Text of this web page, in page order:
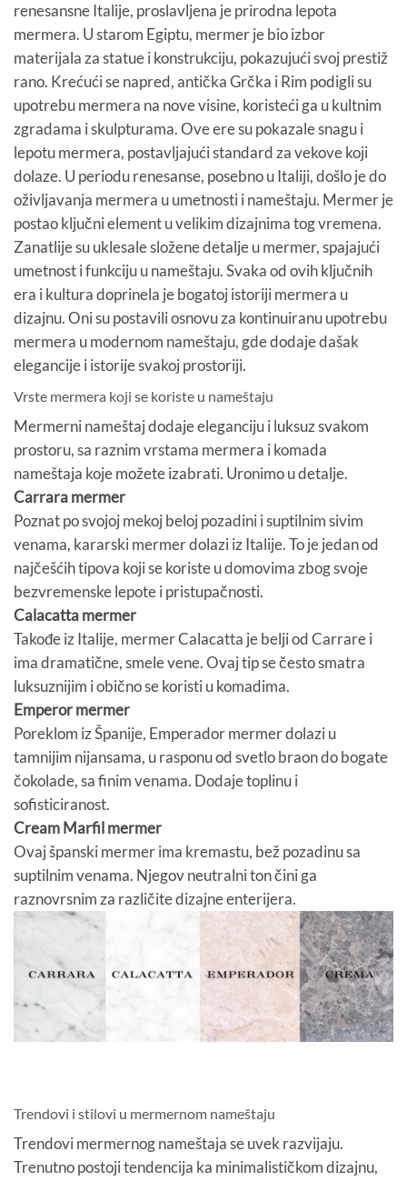
renesansne Italije, proslavljena je prirodna lepota
mermera. U starom Egiptu, mermer je bio izbor
materijala za statue i konstrukciju, pokazujući svoj prestiž
rano. Krećući se napred, antička Grčka i Rim podigli su
upotrebu mermera na nove visine, koristeći ga u kultnim
zgradama i skulpturama. Ove ere su pokazale snagu i
lepotu mermera, postavljajući standard za vekove koji
dolaze. U periodu renesanse, posebno u Italiji, došlo je do
oživljavanja mermera u umetnosti i nameštaju. Mermer je
postao ključni element u velikim dizajnima tog vremena.
Zanatlije su uklesale složene detalje u mermer, spajajući
umetnost i funkciju u nameštaju. Svaka od ovih ključnih
era i kultura doprinela je bogatoj istoriji mermera u
dizajnu. Oni su postavili osnovu za kontinuiranu upotrebu
mermera u modernom nameštaju, gde dodaje dašak
elegancije i istorije svakoj prostoriji.
Vrste mermera koji se koriste u nameštaju
Mermerni nameštaj dodaje eleganciju i luksuz svakom
prostoru, sa raznim vrstama mermera i komada
nameštaja koje možete izabrati. Uronimo u detalje.
Carrara mermer
Poznat po svojoj mekoj beloj pozadini i suptilnim sivim
venama, kararski mermer dolazi iz Italije. To je jedan od
najčešćih tipova koji se koriste u domovima zbog svoje
bezvremenske lepote i pristupačnosti.
Calacatta mermer
Takođe iz Italije, mermer Calacatta je belji od Carrare i
ima dramatične, smele vene. Ovaj tip se često smatra
luksuznijim i obično se koristi u komadima.
Emperor mermer
Poreklom iz Španije, Emperador mermer dolazi u
tamnijim nijansama, u rasponu od svetlo braon do bogate
čokolade, sa finim venama. Dodaje toplinu i
sofisticiranost.
Cream Marfil mermer
Ovaj španski mermer ima kremastu, bež pozadinu sa
suptilnim venama. Njegov neutralni ton čini ga
raznovrsnim za različite dizajne enterijera.
Trendovi i stilovi u mermernom nameštaju
Trendovi mermernog nameštaja se uvek razvijaju.
Trenutno postoji tendencija ka minimalističkom dizajnu,